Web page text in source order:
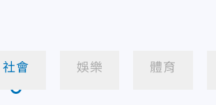
社會 娛樂 體育